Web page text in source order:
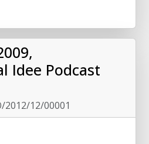
Idee Podcast
2012/12/00001